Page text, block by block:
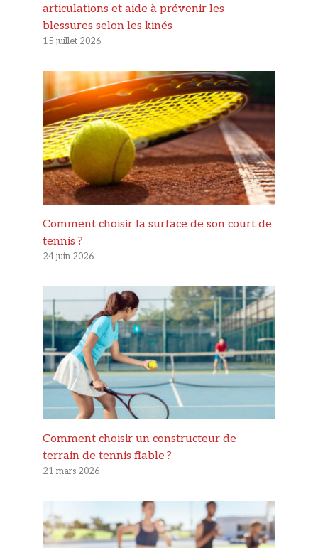
articulations et aide à prévenir les
blessures selon les kinés
15 juillet 2026
Comment choisir la surface de son court de
tennis ?
24 juin 2026
Comment choisir un constructeur de
terrain de tennis fiable ?
21 mars 2026